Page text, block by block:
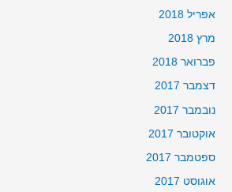
אפריל 2018
מרץ 2018
פברואר 2018
דצמבר 2017
נובמבר 2017
אוקטובר 2017
ספטמבר 2017
אוגוסט 2017